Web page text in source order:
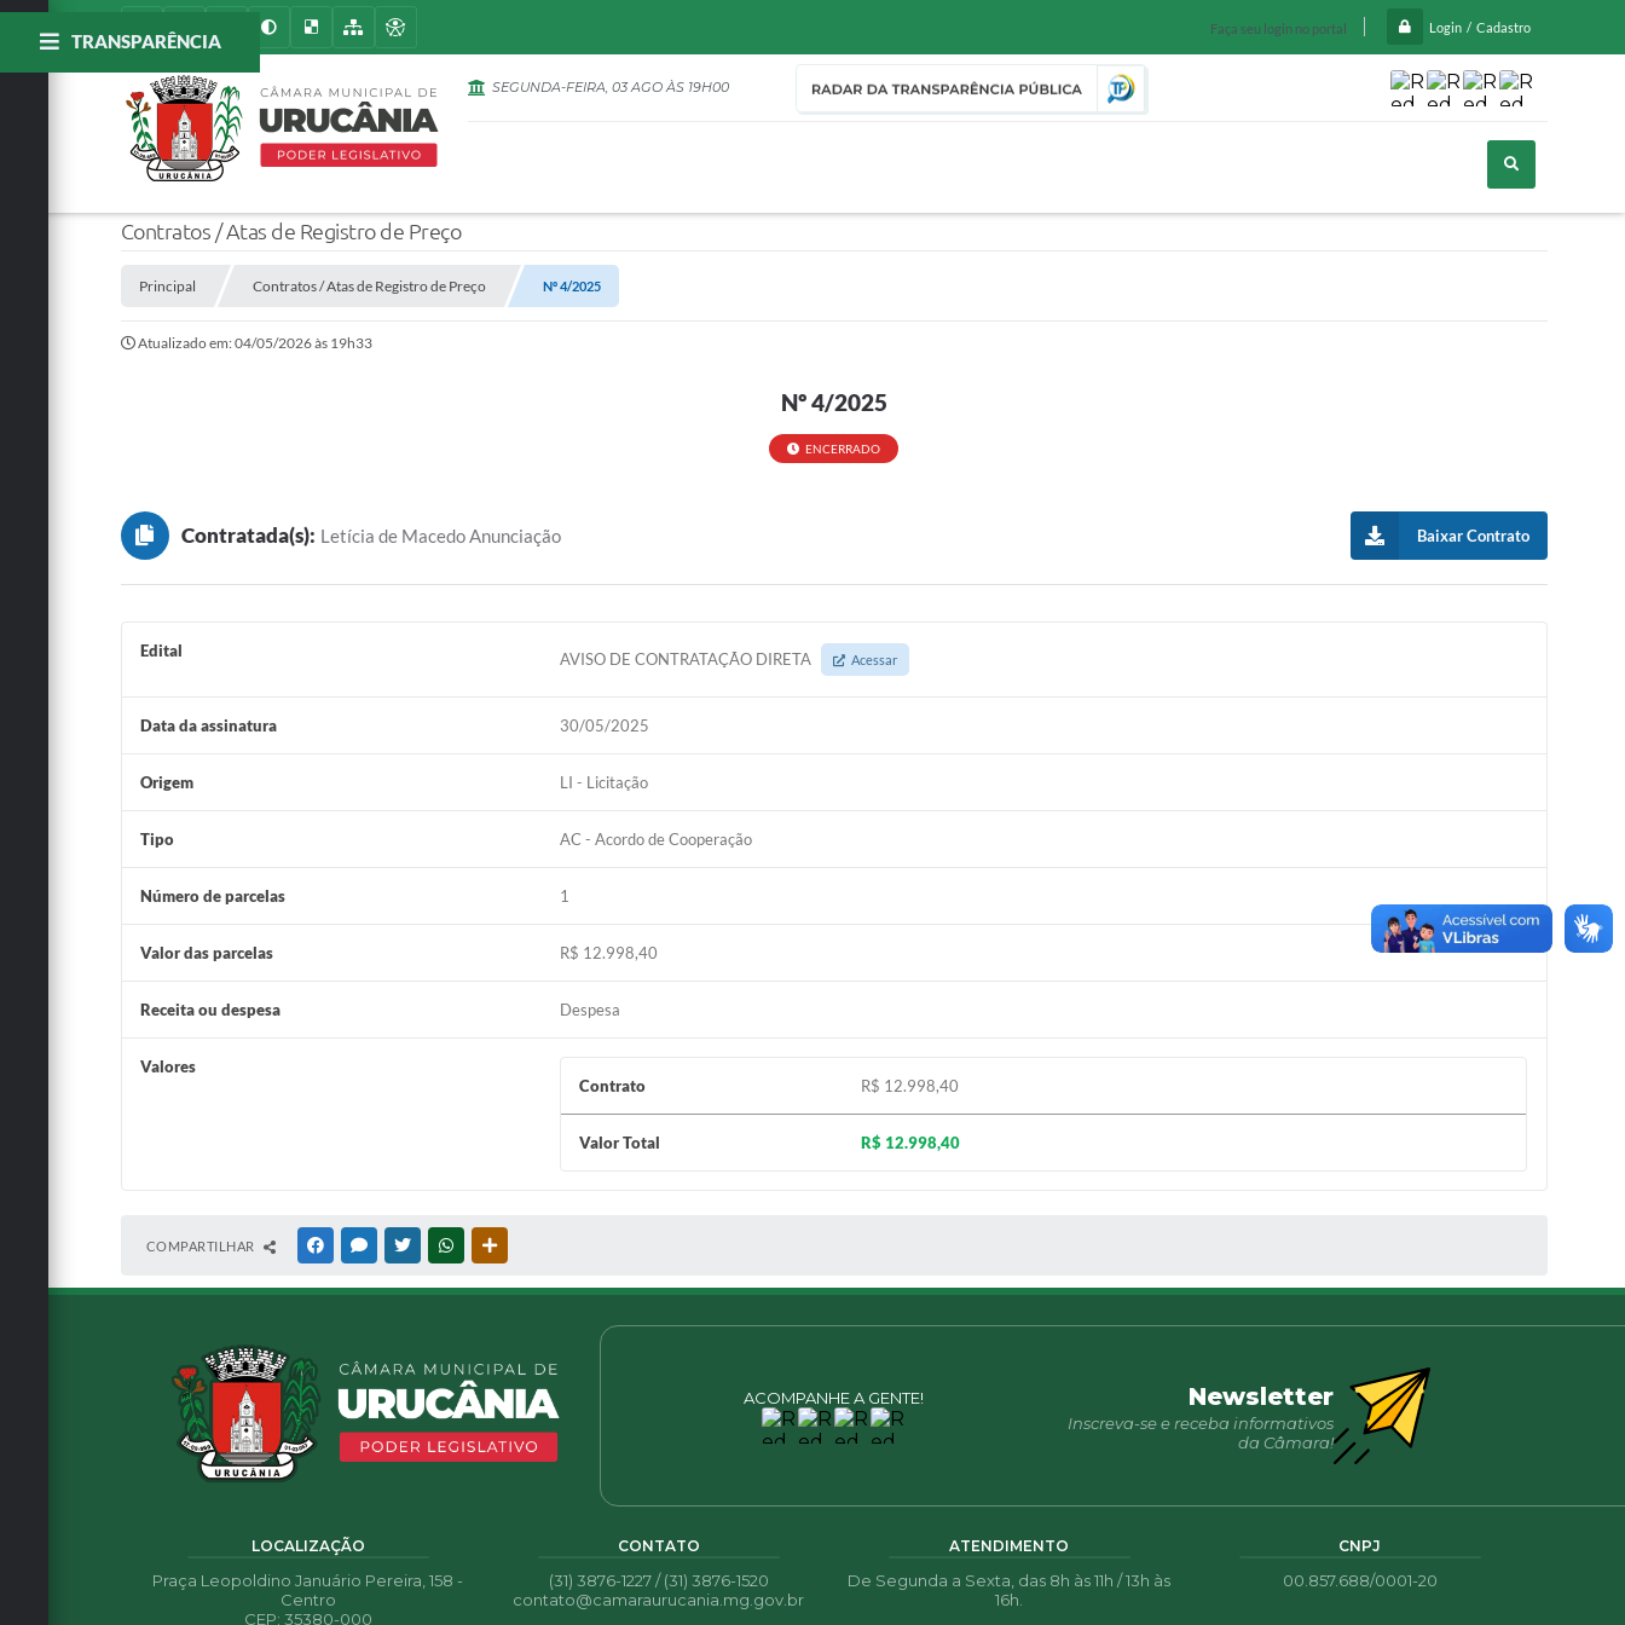
Faça seu login no portal Login / Cadastro
O que você
Ú
T
I
S
Ã
SEGUNDA-FEIRA 03 AGO 19H00
TRANSPARÊNCIA
Contratos / Atas de Registro de Preço
Principal Contratos / Atas de Registro de Preço Nº 4/2025
Atualizado em: 04/05/2026 às 19h33
Nº 4/2025
ENCERRADO
Contratada(s): Letícia de Macedo Anunciação Baixar Contrato
Edital AVISO DE CONTRATAÇÃO DIRETA Acessar
Data da assinatura 30/05/2025
Origem LI - Licitação
Tipo AC - Acordo de Cooperação
Número de parcelas 1
Valor das parcelas R$ 12.998,40
Receita ou despesa Despesa
Valores
Contrato
R$ 12.998,40
Valor Total R$ 12.998,40
COMPARTILHAR FACEBOOKMESSENGER
TWITTERWHATSAPP
ACOMPANHE A GENTE! Newsletter
Inscreva-se e receba informativos
da Câmara!
LOCALIZAÇÃO
Praça Leopoldino Januário Pereira, 158 -
Centro
CEP: 35380-000
CONTATO
(31) 3876-1227 / (31) 3876-1520
contato@camaraurucania.mg.gov.br
ATENDIMENTO
De Segunda a Sexta, das 8h às 11h / 13h às
16h.
CNPJ
00.857.688/0001-20